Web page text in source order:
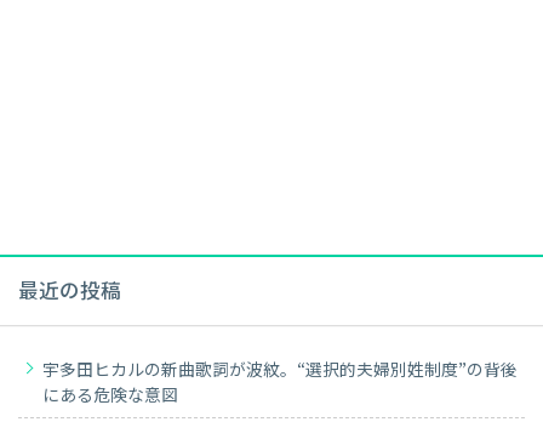
最近の投稿
宇多田ヒカルの新曲歌詞が波紋。“選択的夫婦別姓制度”の背後
にある危険な意図